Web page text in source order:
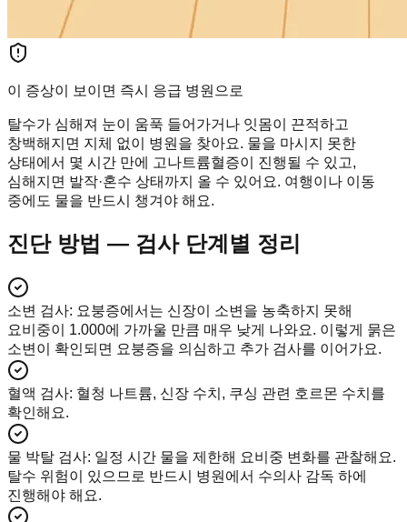
이 증상이 보이면 즉시 응급 병원으로
탈수가 심해져 눈이 움푹 들어가거나 잇몸이 끈적하고
창백해지면 지체 없이 병원을 찾아요. 물을 마시지 못한
상태에서 몇 시간 만에 고나트륨혈증이 진행될 수 있고,
심해지면 발작·혼수 상태까지 올 수 있어요. 여행이나 이동
중에도 물을 반드시 챙겨야 해요.
진단 방법 — 검사 단계별 정리
소변 검사: 요붕증에서는 신장이 소변을 농축하지 못해
요비중이 1.000에 가까울 만큼 매우 낮게 나와요. 이렇게 묽은
소변이 확인되면 요붕증을 의심하고 추가 검사를 이어가요.
혈액 검사: 혈청 나트륨, 신장 수치, 쿠싱 관련 호르몬 수치를
확인해요.
물 박탈 검사: 일정 시간 물을 제한해 요비중 변화를 관찰해요.
탈수 위험이 있으므로 반드시 병원에서 수의사 감독 하에
진행해야 해요.